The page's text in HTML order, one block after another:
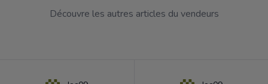
Découvre les autres articles du vendeurs